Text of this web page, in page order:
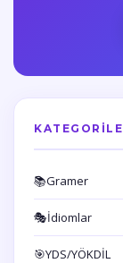
📚Gramer
🎭İdiomlar
🎯YDS/YÖKDİL